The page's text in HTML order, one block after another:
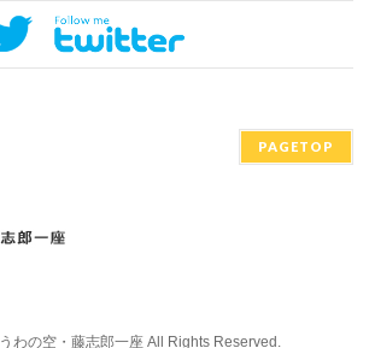
PAGETOP
うわの空・藤志郎一座All Rights Reserved.